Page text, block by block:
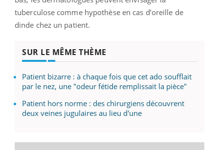
tuberculose comme hypothèse en cas d’oreille de
dinde chez un patient.
SUR LE MÊME THÈME
Patient bizarre : à chaque fois que cet ado soufflait
par le nez, une "odeur fétide remplissait la pièce"
Patient hors norme : des chirurgiens découvrent
deux veines jugulaires au lieu d'une